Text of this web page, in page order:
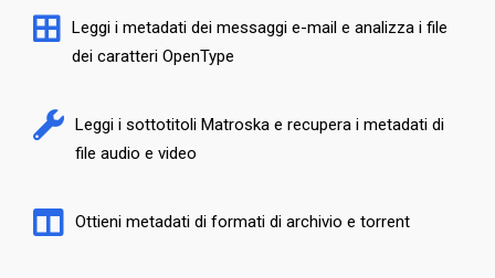
Leggi i metadati dei messaggi e-mail e analizza i file
dei caratteri OpenType
Leggi i sottotitoli Matroska e recupera i metadati di
file audio e video
Ottieni metadati di formati di archivio e torrent